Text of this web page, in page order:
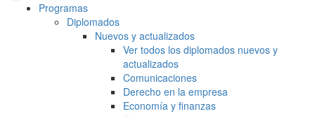
Programas
Diplomados
Nuevos y actualizados
Ver todos los diplomados nuevos y
actualizados
Comunicaciones
Derecho en la empresa
Economía y finanzas